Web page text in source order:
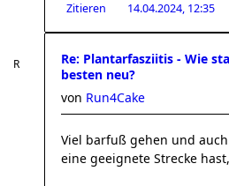
Zitieren 14.04.2024, 12:35
Re: Plantarfasziitis - Wie
besten neu?
von Run4Cake
Viel barfuß gehen und
eine geeignete Strecke